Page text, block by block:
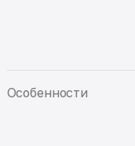
Особенности